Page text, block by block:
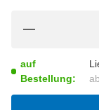
auf
Bestellung: